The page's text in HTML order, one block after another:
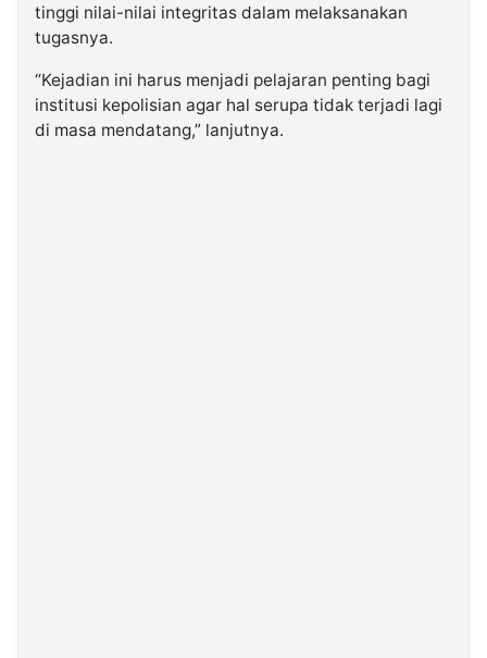
tinggi nilai-nilai integritas dalam melaksanakan
tugasnya.
“Kejadian ini harus menjadi pelajaran penting bagi
institusi kepolisian agar hal serupa tidak terjadi lagi
di masa mendatang,” lanjutnya.